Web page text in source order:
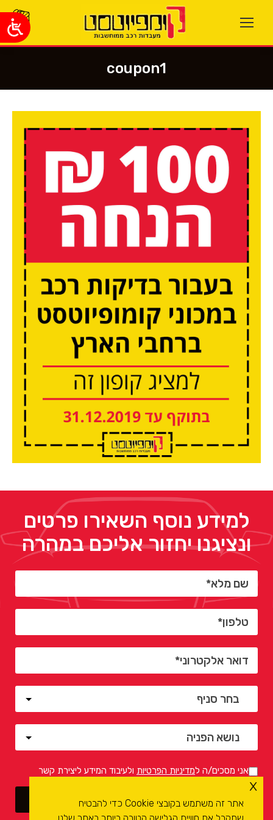
coupon1
You are here:
למידע נוסף השאירו פרטים
ונציגנו יחזור אליכם במהרה
אני מסכים/ה למדיניות הפרטיות ולעיבוד המידע ליצירת קשר
אתר זה משתמש בקובצי Cookie כדי להבטיח
x